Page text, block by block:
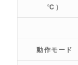
℃）
動作モード